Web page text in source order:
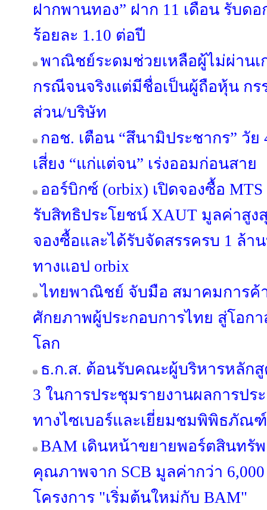
ฝากพานทอง” ฝาก 11 เดือน รับดอ
ร้อยละ 1.10 ต่อปี
พาณิชย์ระดมช่วยเหลือผู้ไม่ผ่าน
กรณีจนจริงแต่มีชื่อเป็นผู้ถือหุ้น ก
ส่วน/บริษัท
กอช. เตือน “สึนามิประชากร” วัย
เสี่ยง “แก่แต่จน” เร่งออมก่อนสาย
ออร์บิกซ์ (orbix) เปิดจองซื้อ MTS
รับสิทธิประโยชน์ XAUT มูลค่าสูง
จองซื้อและได้รับจัดสรรครบ 1 ล้า
ทางแอป orbix
ไทยพาณิชย์ จับมือ สมาคมการค้
ศักยภาพผู้ประกอบการไทย สู่โอก
โลก
ธ.ก.ส. ต้อนรับคณะผู้บริหารหลักสู
3 ในการประชุมรายงานผลการป
ทางไซเบอร์และเยี่ยมชมพิพิธภัณ
BAM เดินหน้าขยายพอร์ตสินทรั
คุณภาพจาก SCB มูลค่ากว่า
โครงการ "เริ่มต้นใหม่กับ BAM"